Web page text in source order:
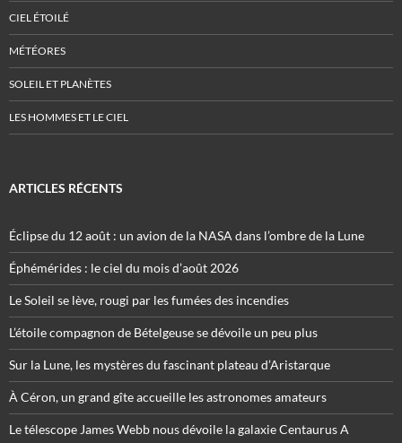
CIEL ÉTOILÉ
MÉTÉORES
SOLEIL ET PLANÈTES
LES HOMMES ET LE CIEL
ARTICLES RÉCENTS
Éclipse du 12 août : un avion de la NASA dans l’ombre de la Lune
Éphémérides : le ciel du mois d’août 2026
Le Soleil se lève, rougi par les fumées des incendies
L’étoile compagnon de Bételgeuse se dévoile un peu plus
Sur la Lune, les mystères du fascinant plateau d’Aristarque
À Céron, un grand gîte accueille les astronomes amateurs
Le télescope James Webb nous dévoile la galaxie Centaurus A